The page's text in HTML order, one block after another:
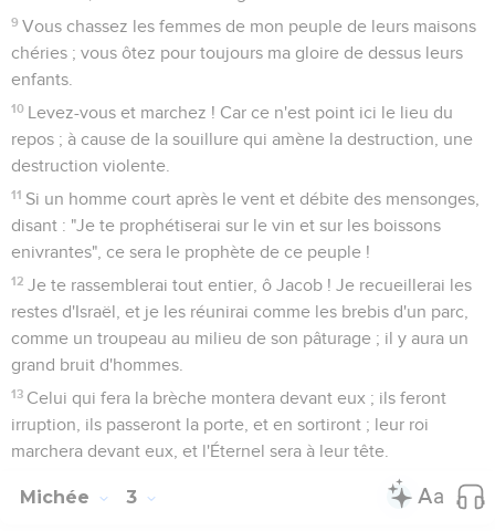
9 Vous chassez les femmes de mon peuple de leurs maisons
chéries ; vous ôtez pour toujours ma gloire de dessus leurs
enfants.
10 Levez-vous et marchez ! Car ce n'est point ici le lieu du
repos ; à cause de la souillure qui amène la destruction, une
destruction violente.
11 Si un homme court après le vent et débite des mensonges,
disant : "Je te prophétiserai sur le vin et sur les boissons
enivrantes", ce sera le prophète de ce peuple !
12 Je te rassemblerai tout entier, ô Jacob ! Je recueillerai les
restes d'Israël, et je les réunirai comme les brebis d'un parc,
comme un troupeau au milieu de son pâturage ; il y aura un
grand bruit d'hommes.
13 Celui qui fera la brèche montera devant eux ; ils feront
irruption, ils passeront la porte, et en sortiront ; leur roi
marchera devant eux, et l'Éternel sera à leur tête.
Michée 3